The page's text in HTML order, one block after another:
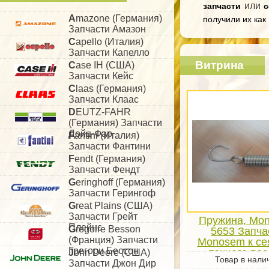
Amazone (Германия)
Запчасти Амазон
Capello (Италия)
Запчасти Капелло
Case IH (США)
Запчасти Кейс
C laas (Германия)
Запчасти Клаас
DEUTZ-FAHR
(Германия) Запчасти
Дойц-Фар
Fantini (Италия)
Запчасти Фантини
Fendt (Германия)
Запчасти Фендт
Geringhoff (Германия)
Запчасти Герингоф
Great Plains (США)
Запчасти Грейт
Плейнс
Gregoire Besson
(Франция) Запчасти
Грегори Бессон
John Deere (США)
Запчасти Джон Дир
запчасти или
получили их
Витрина
Пружина,
5653
Monosem к
точного
Товар в